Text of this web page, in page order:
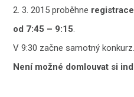
2. 3. 2015 proběhne
od 7:45 – 9:15.
V 9:30 začne samotný
Není možné domlouvat si